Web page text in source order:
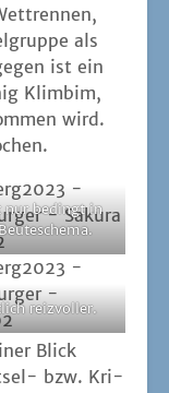
als
ist ein
Klim­bim,
wird.
nur bedingt in
reizvoller.
Blick
bzw. Kri­